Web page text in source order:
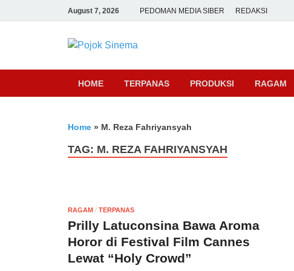
August 7, 2026 PEDOMAN MEDIA SIBER REDAKSI
Pojok Sinema
HOME TERPANAS PRODUKSI RAGAM
Home » M. Reza Fahriyansyah
TAG: M. REZA FAHRIYANSYAH
RAGAM / TERPANAS
Prilly Latuconsina Bawa Aroma
Horor di Festival Film Cannes
Lewat “Holy Crowd”